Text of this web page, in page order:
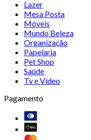
Lazer
Mesa Posta
Móveis
Mundo Beleza
Organização
Papelaria
Pet Shop
Saúde
Tv e Vídeo
Pagamento